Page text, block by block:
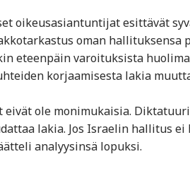
oikeusasiantuntijat esittävät
oman hallituksensa
eteenpäin varoituksista
korjaamisesta lakia
ole monimukaisia.
lakia. Jos Israelin hallitus ei
analyysinsä lopuksi.